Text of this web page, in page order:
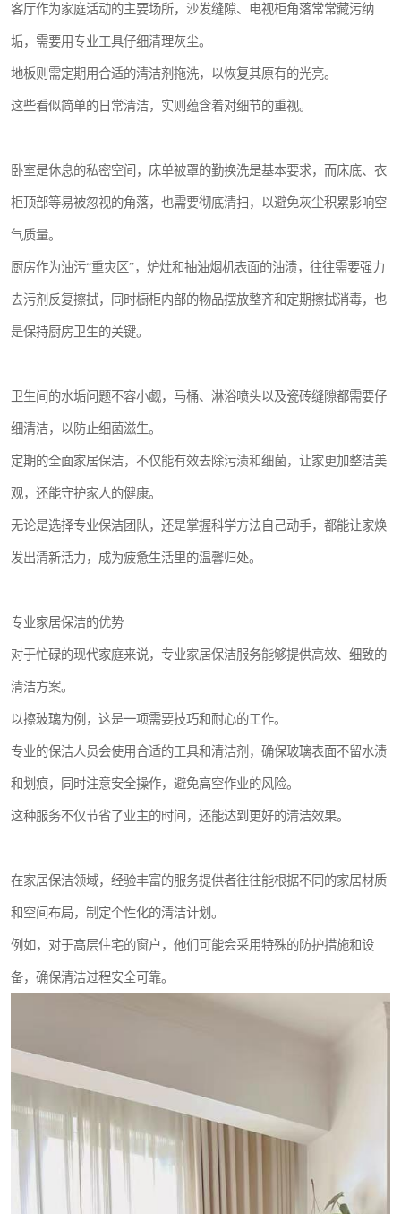
客厅作为家庭活动的主要场所，沙发缝隙、电视柜角落常常藏污纳
垢，需要用专业工具仔细清理灰尘。
地板则需定期用合适的清洁剂拖洗，以恢复其原有的光亮。
这些看似简单的日常清洁，实则蕴含着对细节的重视。
卧室是休息的私密空间，床单被罩的勤换洗是基本要求，而床底、衣
柜顶部等易被忽视的角落，也需要彻底清扫，以避免灰尘积累影响空
气质量。
厨房作为油污“重灾区”，炉灶和抽油烟机表面的油渍，往往需要强力
去污剂反复擦拭，同时橱柜内部的物品摆放整齐和定期擦拭消毒，也
是保持厨房卫生的关键。
卫生间的水垢问题不容小觑，马桶、淋浴喷头以及瓷砖缝隙都需要仔
细清洁，以防止细菌滋生。
定期的全面家居保洁，不仅能有效去除污渍和细菌，让家更加整洁美
观，还能守护家人的健康。
无论是选择专业保洁团队，还是掌握科学方法自己动手，都能让家焕
发出清新活力，成为疲惫生活里的温馨归处。
专业家居保洁的优势
对于忙碌的现代家庭来说，专业家居保洁服务能够提供高效、细致的
清洁方案。
以擦玻璃为例，这是一项需要技巧和耐心的工作。
专业的保洁人员会使用合适的工具和清洁剂，确保玻璃表面不留水渍
和划痕，同时注意安全操作，避免高空作业的风险。
这种服务不仅节省了业主的时间，还能达到更好的清洁效果。
在家居保洁领域，经验丰富的服务提供者往往能根据不同的家居材质
和空间布局，制定个性化的清洁计划。
例如，对于高层住宅的窗户，他们可能会采用特殊的防护措施和设
备，确保清洁过程安全可靠。